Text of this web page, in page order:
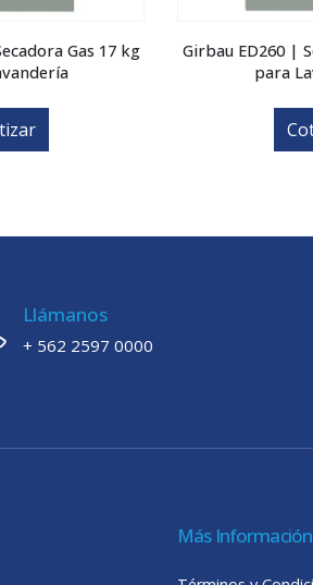
Gas 17 kg
Girbau ED260 |
para
Llámanos
+ 562 2597 0000
Más Información